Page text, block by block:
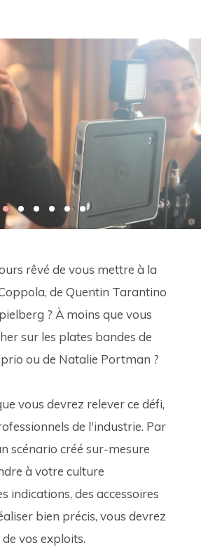
rêvé de vous mettre à la
de Quentin Tarantino
? À moins que vous
sur les plates bandes de
ou de Natalie Portman ?
vous devrez relever ce défi,
de l'industrie. Par
scénario créé sur-mesure
à votre culture
indications, des accessoires
bien précis, vous devrez
vos exploits.